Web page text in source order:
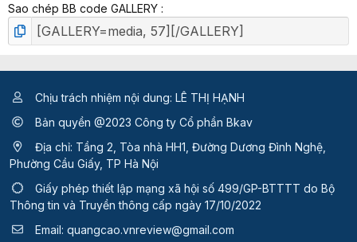
Sao chép BB code GALLERY
Chịu trách nhiệm nội dung: LÊ THỊ HẠNH
Bản quyền @2023 Công ty Cổ phần Bkav
Địa chỉ: Tầng 2, Tòa nhà HH1, Đường Dương Đình Nghệ,
Phường Cầu Giấy, TP Hà Nội
Giấy phép thiết lập mạng xã hội số 499/GP-BTTTT do Bộ
Thông tin và Truyền thông cấp ngày 17/10/2022
Email: quangcao.vnreview@gmail.com